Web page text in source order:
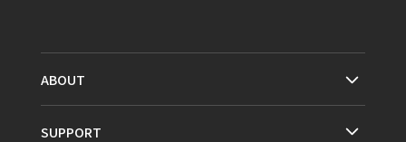
ABOUT
SUPPORT